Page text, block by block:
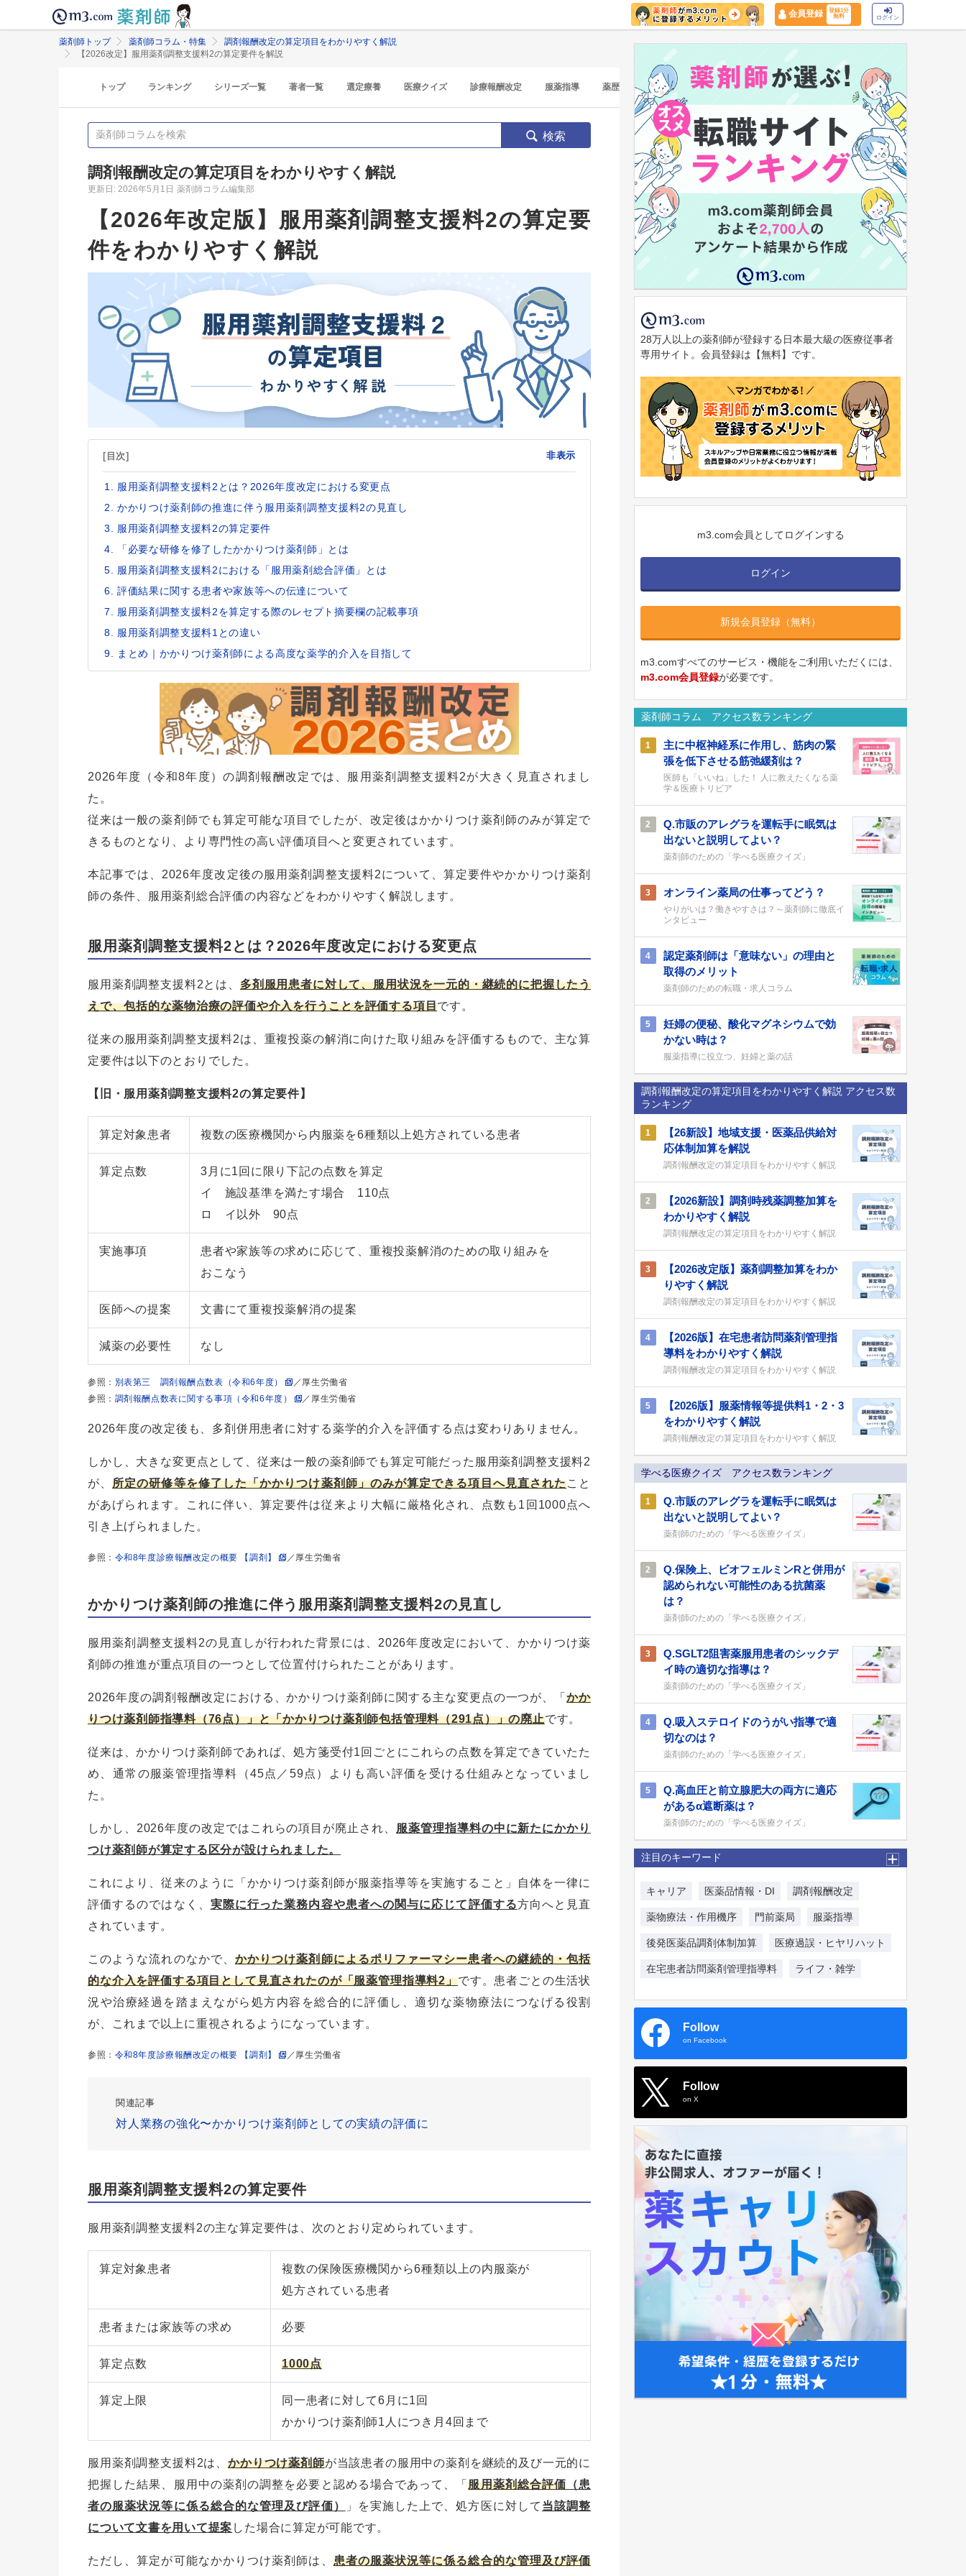
会員登録
登録1分
無料
ログイン
薬剤師トップ 薬剤師コラム・特集
調剤報酬改定の算定項目をわかりやすく解説
【2026改定】服用薬剤調整支援料2の算定要件を解説
トップ ランキング シリーズ一覧 著者一覧 選定療養 医療クイズ 診療報酬改定 服薬指導 薬歴 マイナ保険証
検索
調剤報酬改定の算定項目をわかりやすく解説
更新日: 2026年5月1日 薬剤師コラム編集部
【2026年改定版】服用薬剤調整支援料2の算定要
件をわかりやすく解説
[目次] 非表示
服用薬剤調整支援料2とは？2026年度改定における変更点
かかりつけ薬剤師の推進に伴う服用薬剤調整支援料2の見直し
服用薬剤調整支援料2の算定要件
「必要な研修を修了したかかりつけ薬剤師」とは
服用薬剤調整支援料2における「服用薬剤総合評価」とは
評価結果に関する患者や家族等への伝達について
服用薬剤調整支援料2を算定する際のレセプト摘要欄の記載事項
服用薬剤調整支援料1との違い
まとめ｜かかりつけ薬剤師による高度な薬学的介入を目指して
2026年度（令和8年度）の調剤報酬改定では、服用薬剤調整支援料2が大きく見直されまし
た。
従来は一般の薬剤師でも算定可能な項目でしたが、改定後はかかりつけ薬剤師のみが算定で
きるものとなり、より専門性の高い評価項目へと変更されています。
本記事では、2026年度改定後の服用薬剤調整支援料2について、算定要件やかかりつけ薬剤
師の条件、服用薬剤総合評価の内容などをわかりやすく解説します。
服用薬剤調整支援料2とは？2026年度改定における変更点
服用薬剤調整支援料2とは、 多剤服用患者に対して、服用状況を一元的・継続的に把握したう
えで、包括的な薬物治療の評価や介入を行うことを評価する項目です。
従来の服用薬剤調整支援料2は、重複投薬の解消に向けた取り組みを評価するもので、主な算
定要件は以下のとおりでした。
【旧・服用薬剤調整支援料2の算定要件】
算定対象患者 複数の医療機関から内服薬を6種類以上処方されている患者
算定点数
3月に1回に限り下記の点数を算定
イ 施設基準を満たす場合 110点
ロ イ以外 90点
実施事項
患者や家族等の求めに応じて、重複投薬解消のための取り組みを
おこなう
医師への提案 文書にて重複投薬解消の提案
減薬の必要性 なし
参照： 別表第三 調剤報酬点数表（令和6年度）
／厚生労働省
参照： 調剤報酬点数表に関する事項（令和6年度） ／厚生労働省
2026年度の改定後も、多剤併用患者に対する薬学的介入を評価する点は変わりありません。
しかし、大きな変更点として、従来は一般の薬剤師でも算定可能だった服用薬剤調整支援料2
が、所定の研修等を修了した「かかりつけ薬剤師」のみが算定できる項目へ見直されたこと
があげられます。これに伴い、算定要件は従来より大幅に厳格化され、点数も1回1000点へ
引き上げられました。
参照： 令和8年度診療報酬改定の概要 【調剤】 ／厚生労働省
かかりつけ薬剤師の推進に伴う服用薬剤調整支援料2の見直し
服用薬剤調整支援料2の見直しが行われた背景には、2026年度改定において、かかりつけ薬
剤師の推進が重点項目の一つとして位置付けられたことがあります。
2026年度の調剤報酬改定における、かかりつけ薬剤師に関する主な変更点の一つが、「かか
りつけ薬剤師指導料（76点）」と「かかりつけ薬剤師包括管理料（291点）」の廃止です。
従来は、かかりつけ薬剤師であれば、処方箋受付1回ごとにこれらの点数を算定できていたた
め、通常の服薬管理指導料（45点／59点）よりも高い評価を受ける仕組みとなっていまし
た。
しかし、2026年度の改定ではこれらの項目が廃止され、 服薬管理指導料の中に新たにかかり
つけ薬剤師が算定する区分が設けられました。
これにより、従来のように「かかりつけ薬剤師が服薬指導等を実施すること」自体を一律に
評価するのではなく、 実際に行った業務内容や患者への関与に応じて評価する方向へと見直
されています。
このような流れのなかで、 かかりつけ薬剤師によるポリファーマシー患者への継続的・包括
的な介入を評価する項目として見直されたのが「服薬管理指導料2」です。患者ごとの生活状
況や治療経過を踏まえながら処方内容を総合的に評価し、適切な薬物療法につなげる役割
が、これまで以上に重視されるようになっています。
参照： 令和8年度診療報酬改定の概要 【調剤】 ／厚生労働省
関連記事
対人業務の強化〜かかりつけ薬剤師としての実績の評価に
服用薬剤調整支援料2の算定要件
服用薬剤調整支援料2の主な算定要件は、次のとおり定められています。
算定対象患者
複数の保険医療機関から6種類以上の内服薬が
処方されている患者
患者または家族等の求め 必要
算定点数 1000点
算定上限
同一患者に対して6月に1回
かかりつけ薬剤師1人につき月4回まで
服用薬剤調整支援料2は、かかりつけ薬剤師が当該患者の服用中の薬剤を継続的及び一元的に
把握した結果、服用中の薬剤の調整を必要と認める場合であって、「服用薬剤総合評価 （患
者の服薬状況等に係る総合的な管理及び評価）
」を実施した上で、処方医に対して 当該調整
について文書を用いて提案 した場合に算定が可能です。
ただし、算定が可能なかかりつけ薬剤師は、 患者の服薬状況等に係る総合的な管理及び評価
28万人以上の薬剤師が登録する日本最大級の医療従事者
専用サイト。会員登録は【無料】です。
m3.com会員としてログインする
ログイン
新規会員登録（無料）
m3.comすべてのサービス・機能をご利用いただくには、
m3.com会員登録が必要です。
薬剤師コラム アクセス数ランキング
1
主に中枢神経系に作用し、筋肉の緊
張を低下させる筋弛緩剤は？
医師も「いいね」した！ 人に教えたくなる薬
学＆医療トリビア
2
Q.市販のアレグラを運転手に眠気は
出ないと説明してよい？
薬剤師のための「学べる医療クイズ」
3 オンライン薬局の仕事ってどう？
やりがいは？働きやすさは？～薬剤師に徹底イ
ンタビュー
4
認定薬剤師は「意味ない」の理由と
取得のメリット
薬剤師のための転職・求人コラム
5
妊婦の便秘、酸化マグネシウムで効
かない時は？
服薬指導に役立つ、妊婦と薬の話
調剤報酬改定の算定項目をわかりやすく解説 アクセス数
ランキング
1
【26新設】地域支援・医薬品供給対
応体制加算を解説
調剤報酬改定の算定項目をわかりやすく解説
2
【2026新設】調剤時残薬調整加算を
わかりやすく解説
調剤報酬改定の算定項目をわかりやすく解説
3
【2026改定版】薬剤調整加算をわか
りやすく解説
調剤報酬改定の算定項目をわかりやすく解説
4
【2026版】在宅患者訪問薬剤管理指
導料をわかりやすく解説
調剤報酬改定の算定項目をわかりやすく解説
5
【2026版】服薬情報等提供料1・2・3
をわかりやすく解説
調剤報酬改定の算定項目をわかりやすく解説
学べる医療クイズ アクセス数ランキング
1
Q.市販のアレグラを運転手に眠気は
出ないと説明してよい？
薬剤師のための「学べる医療クイズ」
2
Q.保険上、ビオフェルミンRと併用が
認められない可能性のある抗菌薬
は？
薬剤師のための「学べる医療クイズ」
3
Q.SGLT2阻害薬服用患者のシックデ
イ時の適切な指導は？
薬剤師のための「学べる医療クイズ」
4
Q.吸入ステロイドのうがい指導で適
切なのは？
薬剤師のための「学べる医療クイズ」
5
Q.高血圧と前立腺肥大の両方に適応
があるα遮断薬は？
薬剤師のための「学べる医療クイズ」
注目のキーワード
キャリア 医薬品情報・DI 調剤報酬改定
薬物療法・作用機序 門前薬局 服薬指導
後発医薬品調剤体制加算 医療過誤・ヒヤリハット
在宅患者訪問薬剤管理指導料 ライフ・雑学
Follow
on Facebook
Follow
on X